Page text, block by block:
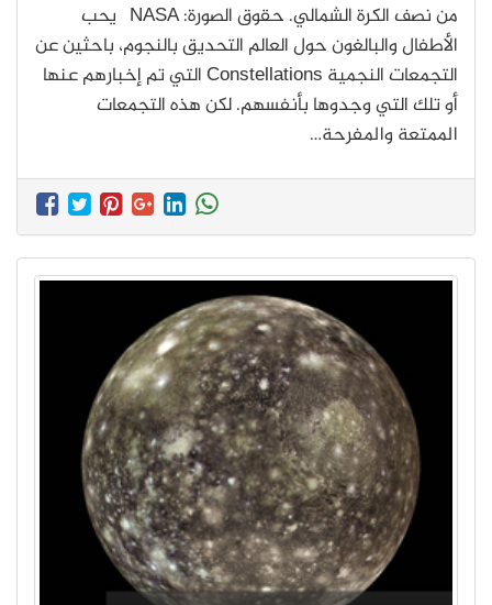
من نصف الكرة الشمالي. حقوق الصورة: NASA يحب
الأطفال والبالغون حول العالم التحديق بالنجوم، باحثين عن
التجمعات النجمية Constellations التي تم إخبارهم عنها
أو تلك التي وجدوها بأنفسهم. لكن هذه التجمعات
الممتعة والمفرحة…